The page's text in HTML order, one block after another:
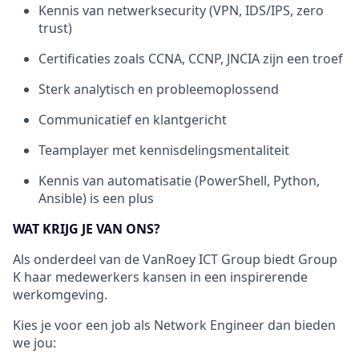
Kennis van netwerksecurity (VPN, IDS/IPS, zero
trust)
Certificaties zoals CCNA, CCNP, JNCIA zijn een troef
Sterk analytisch en probleemoplossend
Communicatief en klantgericht
Teamplayer met kennisdelingsmentaliteit
Kennis van automatisatie (PowerShell, Python,
Ansible) is een plus
WAT KRIJG JE VAN ONS?
Als onderdeel van de VanRoey ICT Group biedt Group
K haar medewerkers kansen in een inspirerende
werkomgeving.
Kies je voor een job als Network Engineer dan bieden
we jou: